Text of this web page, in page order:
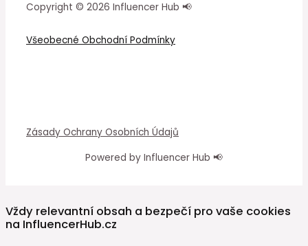
Copyright © 2026 Influencer Hub 📢
Všeobecné Obchodní Podmínky
Zásady Ochrany Osobních Údajů
Powered by Influencer Hub 📢
Vždy relevantní obsah a bezpečí pro vaše cookies
na InfluencerHub.cz